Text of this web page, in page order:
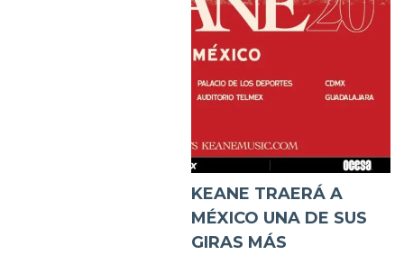
KEANE TRAERÁ A
MÉXICO UNA DE SUS
GIRAS MÁS